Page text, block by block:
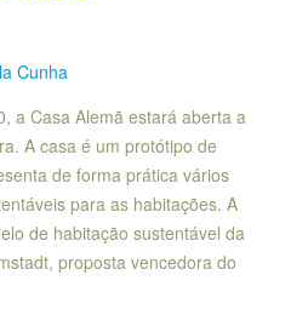
Cunha
a Casa Alemã estará aberta a
A casa é um protótipo de
de forma prática vários
para as habitações. A
de habitação sustentável da
proposta vencedora do